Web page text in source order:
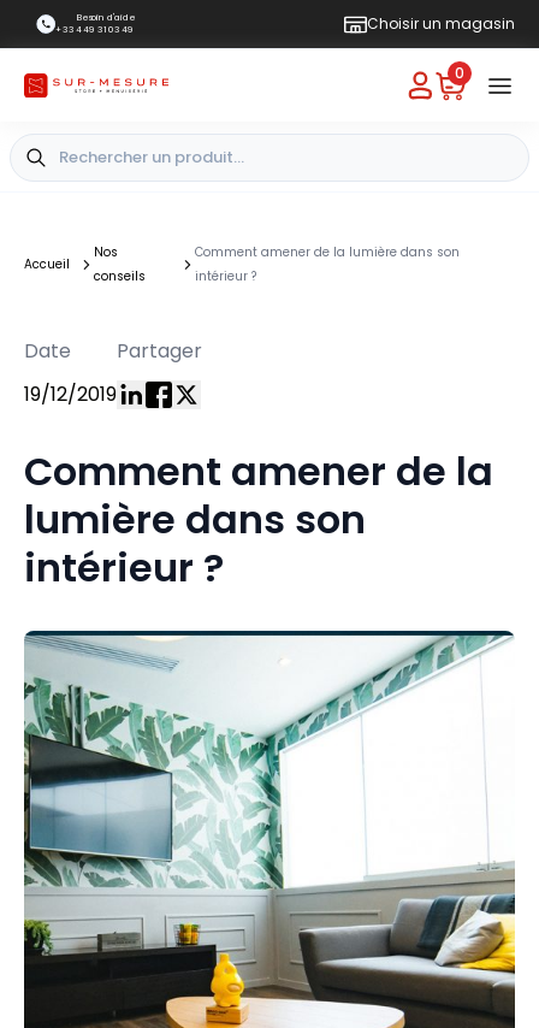
Besoin d'aide
+33 4 49 31 03 49
Choisir un magasin
0
Accueil
Nos
conseils
Comment amener de la lumière dans son
intérieur ?
Date
19/12/2019
Partager
Comment amener de la
lumière dans son
intérieur ?